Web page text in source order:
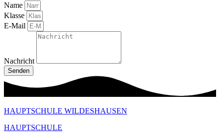
Name
Klasse
E-Mail
Nachricht
Senden
HAUPTSCHULE WILDESHAUSEN
HAUPTSCHULE